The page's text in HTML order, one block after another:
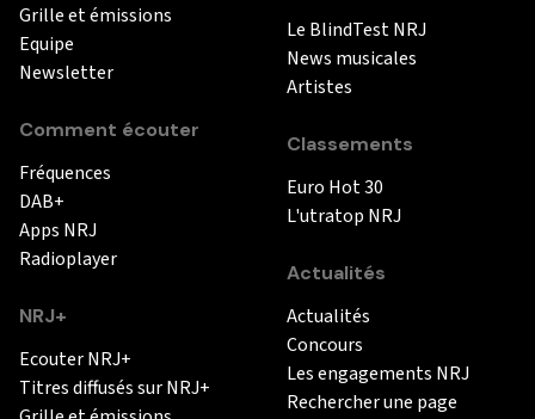
Grille et émissions
Equipe
Newsletter
Comment écouter
Fréquences
DAB+
Apps NRJ
Radioplayer
NRJ+
Ecouter NRJ+
Titres diffusés sur NRJ+
Le BlindTest NRJ
News musicales
Artistes
Classements
Euro Hot 30
L'utratop NRJ
Actualités
Actualités
Concours
Les engagements NRJ
Rechercher une page